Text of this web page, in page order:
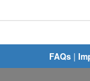
FAQs |